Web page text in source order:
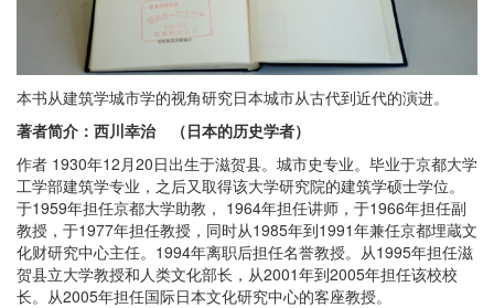
本书从建筑学城市学的视角研究日本城市从古代到近代的演进。
著者简介：西川幸治 （日本的历史学者）
作者 1930年12月20日出生于滋贺县。城市史专业。毕业于京都大学
工学部建筑学专业，之后又取得该大学研究院的建筑学硕士学位。
于1959年担任京都大学助教， 1964年担任讲师，于1966年担任副
教授，于1977年担任教授，同时从1985年到1991年兼任京都埋蔵文
化财研究中心主任。1994年离职后担任名誉教授。从1995年担任滋
贺县立大学教授和人类文化部长，从2001年到2005年担任该校校
长。从2005年担任国际日本文化研究中心的客座教授。